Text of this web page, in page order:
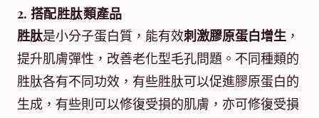
2. 搭配胜肽類產品
胜肽是小分子蛋白質，能有效刺激膠原蛋白增生 ，
提升肌膚彈性，改善老化型毛孔問題。不同種類的
胜肽各有不同功效，有些胜肽可以促進膠原蛋白的
生成，有些則可以修復受損的肌膚，亦可修復受損